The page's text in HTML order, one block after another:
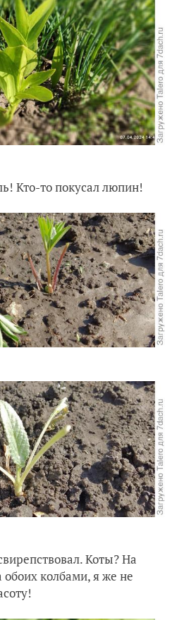
Кто-то покусал люпин!
Коты? На
колбами, я же не